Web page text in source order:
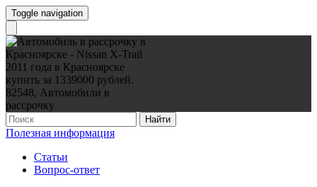
Toggle navigation
Найти
Полезная информация
Статьи
Вопрос-ответ